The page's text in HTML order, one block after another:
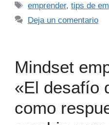
emprender,tips de
Deja un comentario
Mindset
«El desafío
como